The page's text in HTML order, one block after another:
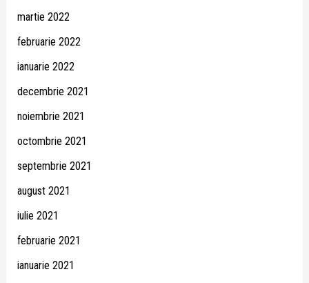
martie 2022
februarie 2022
ianuarie 2022
decembrie 2021
noiembrie 2021
octombrie 2021
septembrie 2021
august 2021
iulie 2021
februarie 2021
ianuarie 2021